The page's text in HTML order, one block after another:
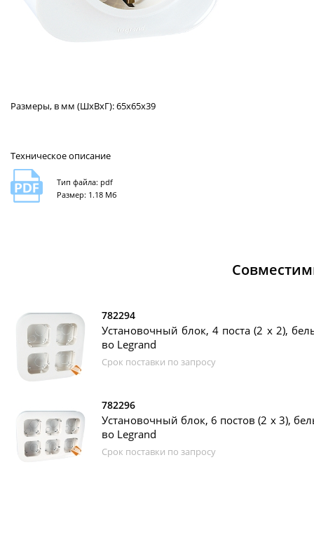
Размеры, в мм (ШхВхГ): 65х65х39
Техническое описание
Тип файла: pdf
Размер: 1.18 Мб
782294
Установочный блок, 4 поста (2 х 2),
во Legrand
Срок поставки по запросу
782296
Установочный блок, 6 постов (2 х 3),
во Legrand
Срок поставки по запросу